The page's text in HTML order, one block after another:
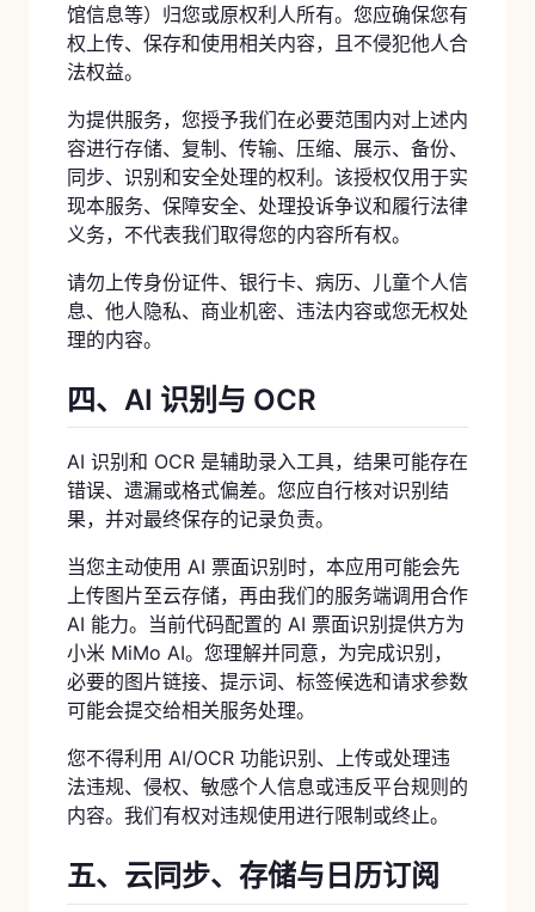
馆信息等）归您或原权利人所有。您应确保您有
权上传、保存和使用相关内容，且不侵犯他人合
法权益。
为提供服务，您授予我们在必要范围内对上述内
容进行存储、复制、传输、压缩、展示、备份、
同步、识别和安全处理的权利。该授权仅用于实
现本服务、保障安全、处理投诉争议和履行法律
义务，不代表我们取得您的内容所有权。
请勿上传身份证件、银行卡、病历、儿童个人信
息、他人隐私、商业机密、违法内容或您无权处
理的内容。
四、AI 识别与 OCR
AI 识别和 OCR 是辅助录入工具，结果可能存在
错误、遗漏或格式偏差。您应自行核对识别结
果，并对最终保存的记录负责。
当您主动使用 AI 票面识别时，本应用可能会先
上传图片至云存储，再由我们的服务端调用合作
AI 能力。当前代码配置的 AI 票面识别提供方为
小米 MiMo AI。您理解并同意，为完成识别，
必要的图片链接、提示词、标签候选和请求参数
可能会提交给相关服务处理。
您不得利用 AI/OCR 功能识别、上传或处理违
法违规、侵权、敏感个人信息或违反平台规则的
内容。我们有权对违规使用进行限制或终止。
五、云同步、存储与日历订阅